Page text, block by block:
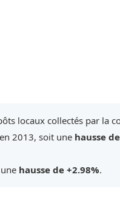
locaux collectés par la
2013, soit une hausse
hausse de +2.98%.